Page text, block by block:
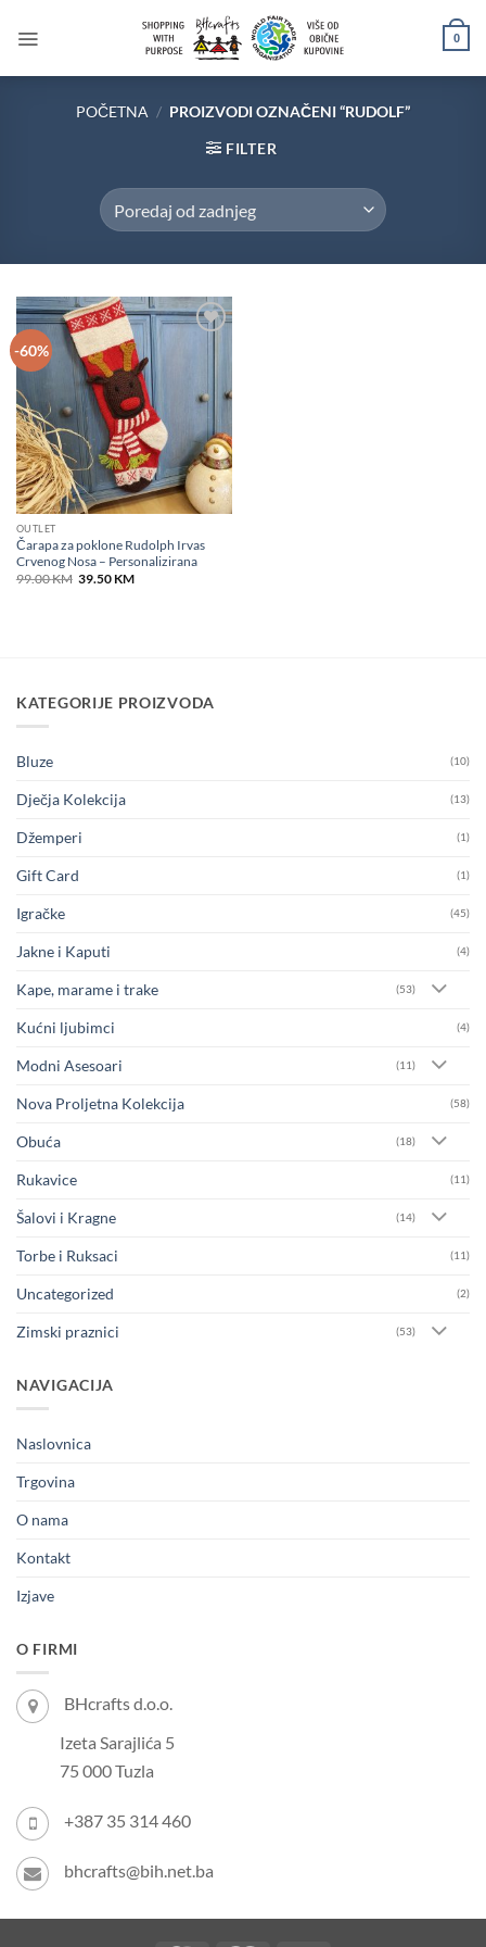
0
POČETNA / PROIZVODI OZNAČENI “RUDOLF”
FILTER
-60%
OUTLET
Čarapa za poklone Rudolph Irvas
Crvenog Nosa – Personalizirana
99.00KM Original
39.50 KMCurrent
KATEGORIJE PROIZVODA
Bluze (10)
Dječja Kolekcija (13)
Džemperi (1)
Gift Card (1)
Igračke (45)
Jakne i Kaputi (4)
Kape, marame i trake (53)
Kućni ljubimci (4)
Modni Asesoari (11)
Nova Proljetna Kolekcija (58)
Obuća (18)
Rukavice (11)
Šalovi i Kragne (14)
Torbe i Ruksaci (11)
Uncategorized (2)
Zimski praznici (53)
NAVIGACIJA
Naslovnica
Trgovina
O nama
Kontakt
Izjave
O FIRMI
BHcrafts d.o.o.
Izeta Sarajlića 5
75 000 Tuzla
+387 35 314 460
bhcrafts@bih.net.ba